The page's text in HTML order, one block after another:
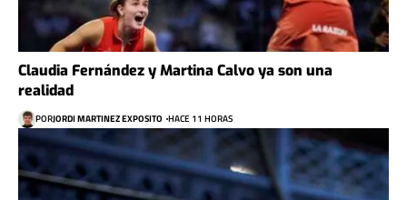
Claudia Fernández y Martina Calvo ya son una
realidad
PORJORDI MARTINEZ EXPOSITO HACE 11 HORAS